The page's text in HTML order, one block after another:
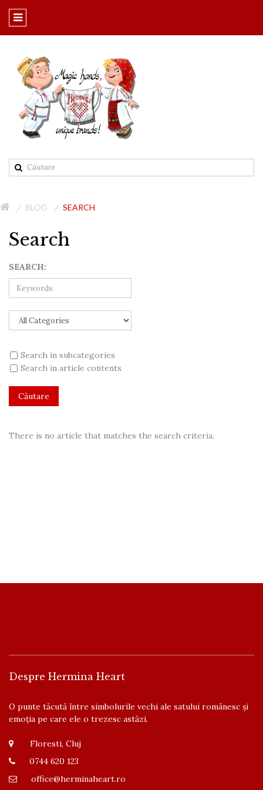
BLOG SEARCH
Search
SEARCH:
Search in subcategories
Search in article contents
There is no article that matches the search criteria.
Despre Hermina Heart
O punte tăcută între simbolurile vechi ale satului românesc și
emoția pe care ele o trezesc astăzi.
Floresti, Cluj
0744 620 123
office@herminaheart.ro